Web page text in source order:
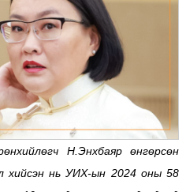
Н.Энхбаяр өнгөрсөн
хийсэн нь УИХ-ын 2024 оны 58